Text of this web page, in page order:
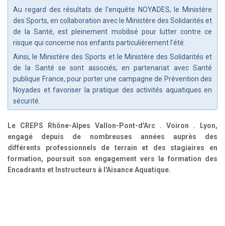
Au regard des résultats de l’enquête NOYADES, le Ministère
des Sports, en collaboration avec le Ministère des Solidarités et
de la Santé, est pleinement mobilisé pour lutter contre ce
risque qui concerne nos enfants particulièrement l’été.
Ainsi, le Ministère des Sports et le Ministère des Solidarités et
de la Santé se sont associés, en partenariat avec Santé
publique France, pour porter une campagne de Prévention des
Noyades et favoriser la pratique des activités aquatiques en
sécurité.
Le CREPS Rhône-Alpes Vallon-Pont-d'Arc . Voiron . Lyon,
engagé depuis de nombreuses années auprès des
différents
professionnels de terrain et des stagiaires en
formation, poursuit son engagement vers la formation des
Encadrants et Instructeurs à l'Aisance Aquatique.